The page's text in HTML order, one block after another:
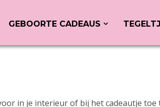
GEBOORTE CADEAUS
in je interieur of bij het cadeautje